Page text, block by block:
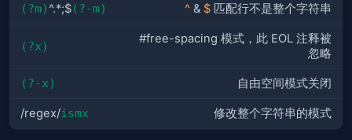
(?m) ^.*;$(?-m) ^ & $ 匹配行不是整个字符串
(?x)
#free-spacing 模式，此 EOL 注释被
忽略
(?-x) 自由空间模式关闭
/regex/ismx 修改整个字符串的模式